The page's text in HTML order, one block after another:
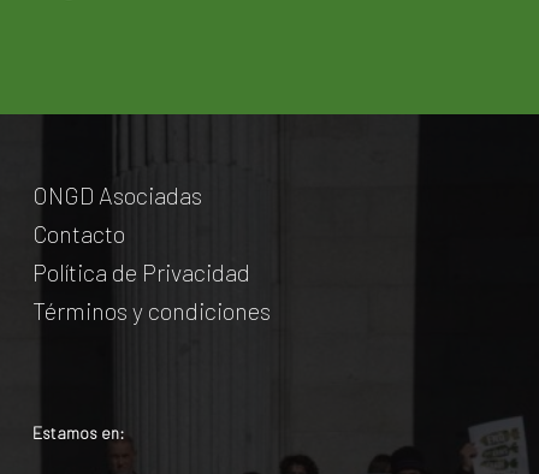
ONGD Asociadas
Contacto
Política de Privacidad
Términos y condiciones
Estamos en: